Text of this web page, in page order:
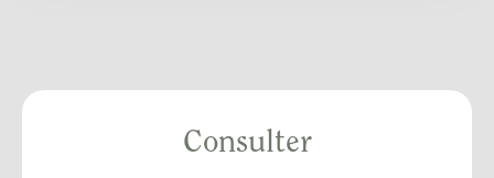
Consulter